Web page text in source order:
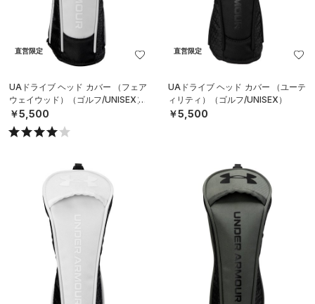
直営限定
UAドライブ ヘッド カバー （フェア
ウェイウッド）（ゴルフ/UNISEX）
￥5,500
直営限定
UAドライブ ヘッド カバー （ユーテ
ィリティ）（ゴルフ/UNISEX）
￥5,500